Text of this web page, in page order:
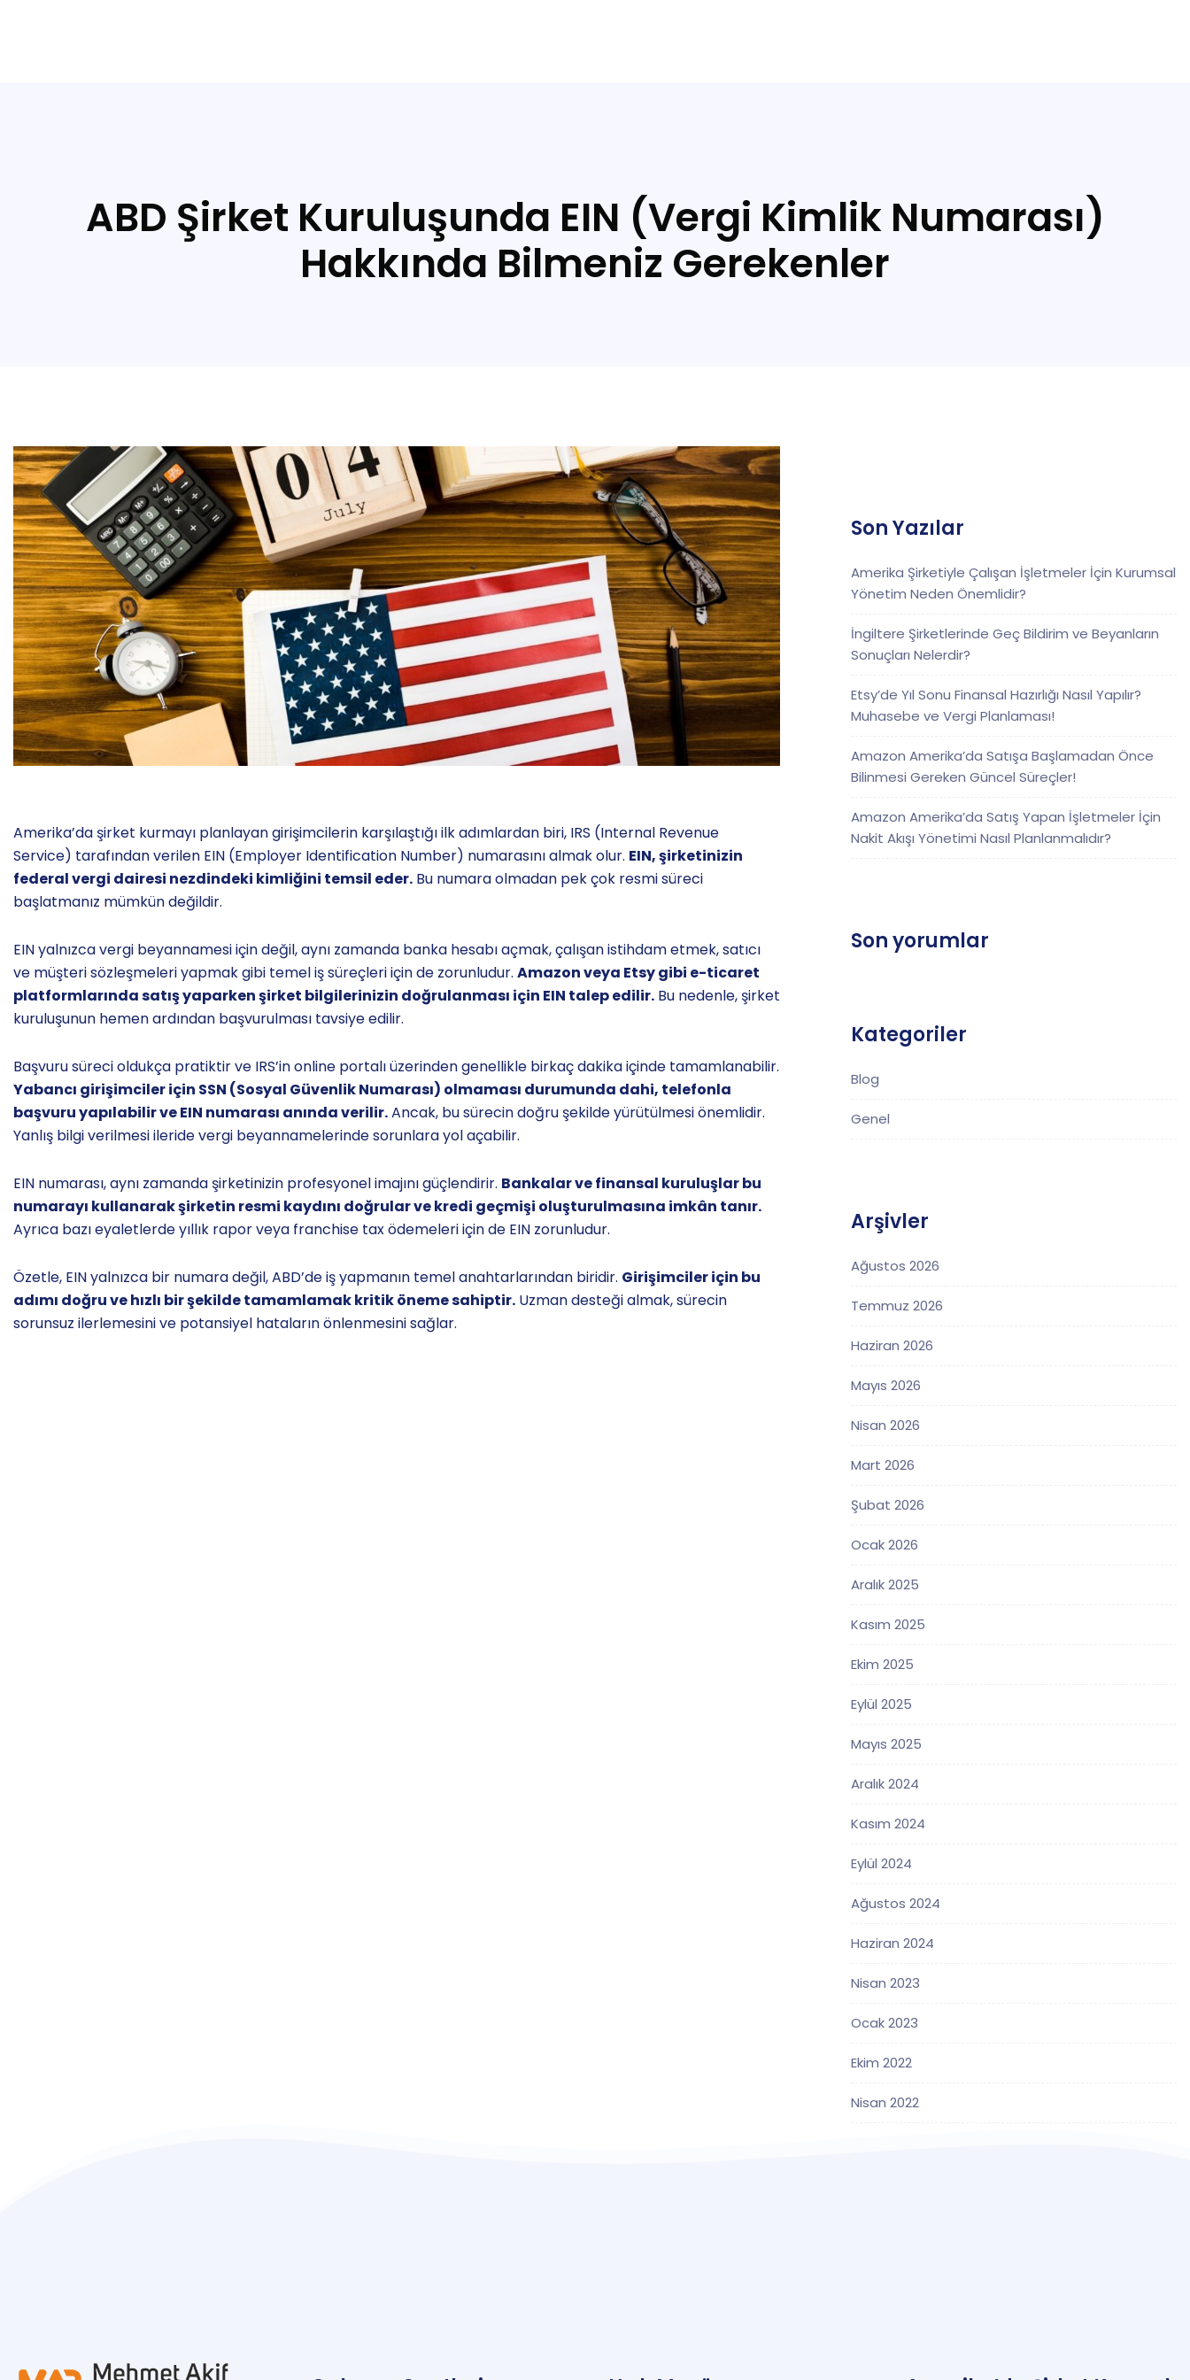
ABD Şirket Kuruluşunda EIN (Vergi Kimlik Numarası)
Hakkında Bilmeniz Gerekenler
Amerika’da şirket kurmayı planlayan girişimcilerin karşılaştığı ilk adımlardan biri, IRS (Internal Revenue
Service) tarafından verilen EIN (Employer Identification Number) numarasını almak olur. EIN, şirketinizin
federal vergi dairesi nezdindeki kimliğini temsil eder. Bu numara olmadan pek çok resmi süreci
başlatmanız mümkün değildir.
EIN yalnızca vergi beyannamesi için değil, aynı zamanda banka hesabı açmak, çalışan istihdam etmek, satıcı
ve müşteri sözleşmeleri yapmak gibi temel iş süreçleri için de zorunludur. Amazon veya Etsy gibi e-ticaret
platformlarında satış yaparken şirket bilgilerinizin doğrulanması için EIN talep edilir. Bu nedenle, şirket
kuruluşunun hemen ardından başvurulması tavsiye edilir.
Başvuru süreci oldukça pratiktir ve IRS’in online portalı üzerinden genellikle birkaç dakika içinde tamamlanabilir.
Yabancı girişimciler için SSN (Sosyal Güvenlik Numarası) olmaması durumunda dahi, telefonla
başvuru yapılabilir ve EIN numarası anında verilir.Ancak, bu sürecin doğru şekilde yürütülmesi önemlidir.
Yanlış bilgi verilmesi ileride vergi beyannamelerinde sorunlara yol açabilir.
EIN numarası, aynı zamanda şirketinizin profesyonel imajını güçlendirir. Bankalar ve finansal kuruluşlar bu
numarayı kullanarak şirketin resmi kaydını doğrular ve kredi geçmişi oluşturulmasına imkân tanır.
Ayrıca bazı eyaletlerde yıllık rapor veya franchise tax ödemeleri için de EIN zorunludur.
Özetle, EIN yalnızca bir numara değil, ABD’de iş yapmanın temel anahtarlarından biridir. Girişimciler için bu
adımı doğru ve hızlı bir şekilde tamamlamak kritik öneme sahiptir. Uzman desteği almak, sürecin
sorunsuz ilerlemesini ve potansiyel hataların önlenmesini sağlar.
Son Yazılar
Amerika Şirketiyle Çalışan İşletmeler İçin Kurumsal
Yönetim Neden Önemlidir?
İngiltere Şirketlerinde Geç Bildirim ve Beyanların
Sonuçları Nelerdir?
Etsy’de Yıl Sonu Finansal Hazırlığı Nasıl Yapılır?
Muhasebe ve Vergi Planlaması!
Amazon Amerika’da Satışa Başlamadan Önce
Bilinmesi Gereken Güncel Süreçler!
Amazon Amerika’da Satış Yapan İşletmeler İçin
Nakit Akışı Yönetimi Nasıl Planlanmalıdır?
Son yorumlar
Kategoriler
Blog
Genel
Arşivler
Ağustos 2026
Temmuz 2026
Haziran 2026
Mayıs 2026
Nisan 2026
Mart 2026
Şubat 2026
Ocak 2026
Aralık 2025
Kasım 2025
Ekim 2025
Eylül 2025
Mayıs 2025
Aralık 2024
Kasım 2024
Eylül 2024
Ağustos 2024
Haziran 2024
Nisan 2023
Ocak 2023
Ekim 2022
Nisan 2022